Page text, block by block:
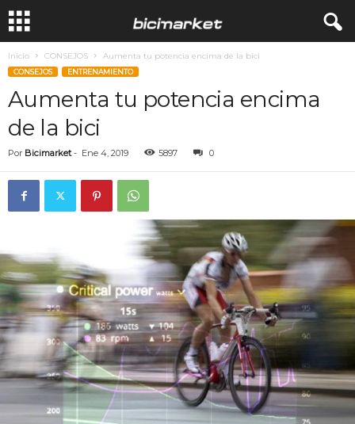
Inicio CONSEJOS Aumenta tu potencia encima de la bici
CONSEJOS ENTRENAMIENTO
Aumenta tu potencia encima
de la bici
Por Bicimarket- Ene 4, 2019 5897 0